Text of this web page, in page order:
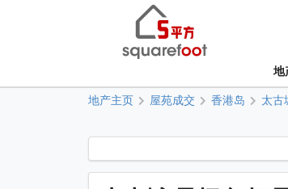
地
地产主页 屋苑成交 香港岛 太古